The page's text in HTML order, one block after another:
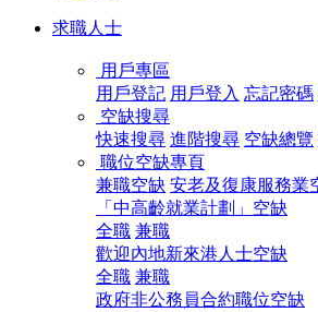
求職人士
用戶專區
用戶登記 用戶登入 忘記密碼
空缺搜尋
快速搜尋 進階搜尋 空缺總覽
職位空缺專頁
兼職空缺 安老及復康服務業
「中高齡就業計劃」空缺
全職 兼職
歡迎內地新來港人士空缺
全職 兼職
政府非公務員合約職位空缺